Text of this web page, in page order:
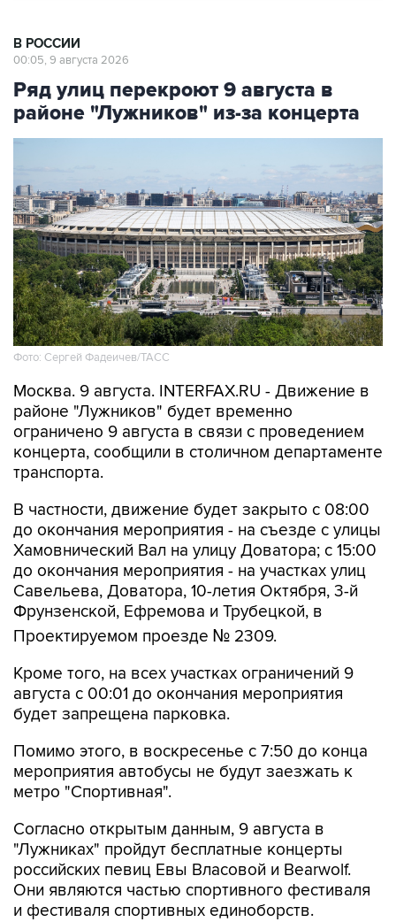
В РОССИИ
00:05, 9 августа 2026
Ряд улиц перекроют 9 августа в
районе "Лужников" из-за концерта
Фото: Сергей Фадеичев/ТАСС
Москва. 9 августа. INTERFAX.RU - Движение в
районе "Лужников" будет временно
ограничено 9 августа в связи с проведением
концерта, сообщили в столичном департаменте
транспорта.
В частности, движение будет закрыто с 08:00
до окончания мероприятия - на съезде с улицы
Хамовнический Вал на улицу Доватора; с 15:00
до окончания мероприятия - на участках улиц
Савельева, Доватора, 10-летия Октября, 3-й
Фрунзенской, Ефремова и Трубецкой, в
Проектируемом проезде № 2309.
Кроме того, на всех участках ограничений 9
августа с 00:01 до окончания мероприятия
будет запрещена парковка.
Помимо этого, в воскресенье с 7:50 до конца
мероприятия автобусы не будут заезжать к
метро "Спортивная".
Согласно открытым данным, 9 августа в
"Лужниках" пройдут бесплатные концерты
российских певиц Евы Власовой и Bearwolf.
Они являются частью спортивного фестиваля
и фестиваля спортивных единоборств.